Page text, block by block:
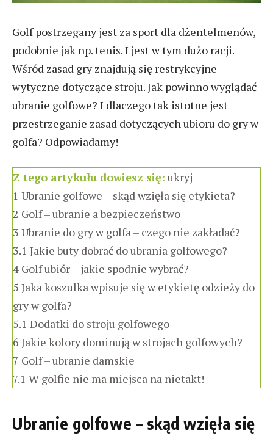
Golf postrzegany jest za sport dla dżentelmenów,
podobnie jak np. tenis. I jest w tym dużo racji.
Wśród zasad gry znajdują się restrykcyjne
wytyczne dotyczące stroju. Jak powinno wyglądać
ubranie golfowe? I dlaczego tak istotne jest
przestrzeganie zasad dotyczących ubioru do gry w
golfa? Odpowiadamy!
Z tego artykułu dowiesz się: ukryj
1 Ubranie golfowe – skąd wzięła się etykieta?
2 Golf – ubranie a bezpieczeństwo
3 Ubranie do gry w golfa – czego nie zakładać?
3.1 Jakie buty dobrać do ubrania golfowego?
4 Golf ubiór – jakie spodnie wybrać?
5 Jaka koszulka wpisuje się w etykietę odzieży do
gry w golfa?
5.1 Dodatki do stroju golfowego
6 Jakie kolory dominują w strojach golfowych?
7 Golf – ubranie damskie
7.1 W golfie nie ma miejsca na nietakt!
Ubranie golfowe – skąd wzięła się